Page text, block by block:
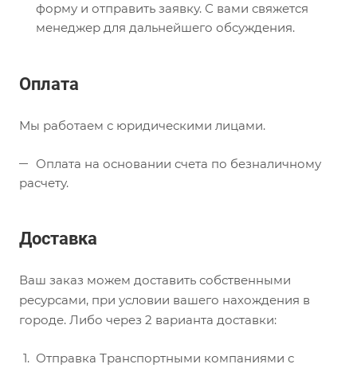
форму и отправить заявку. С вами свяжется
менеджер для дальнейшего обсуждения.
Оплата
Мы работаем с юридическими лицами.
Оплата на основании счета по безналичному
расчету.
Доставка
Ваш заказ можем доставить собственными
ресурсами, при условии вашего нахождения в
городе. Либо через 2 варианта доставки:
Отправка Транспортными компаниями с